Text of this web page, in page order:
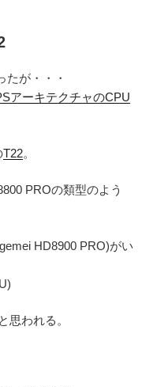
たが・・・
アーキテクチャのCPU
T22。
PROの類型のよう
HD8900 PRO)がい
思われる。